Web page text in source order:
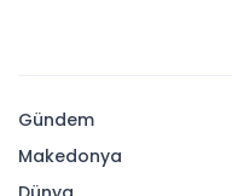
Gündem
Makedonya